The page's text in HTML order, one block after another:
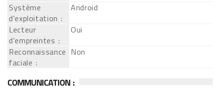
Système
d'exploitation :
Android
Lecteur
d'empreintes :
Oui
Reconnaissance
faciale :
Non
COMMUNICATION :